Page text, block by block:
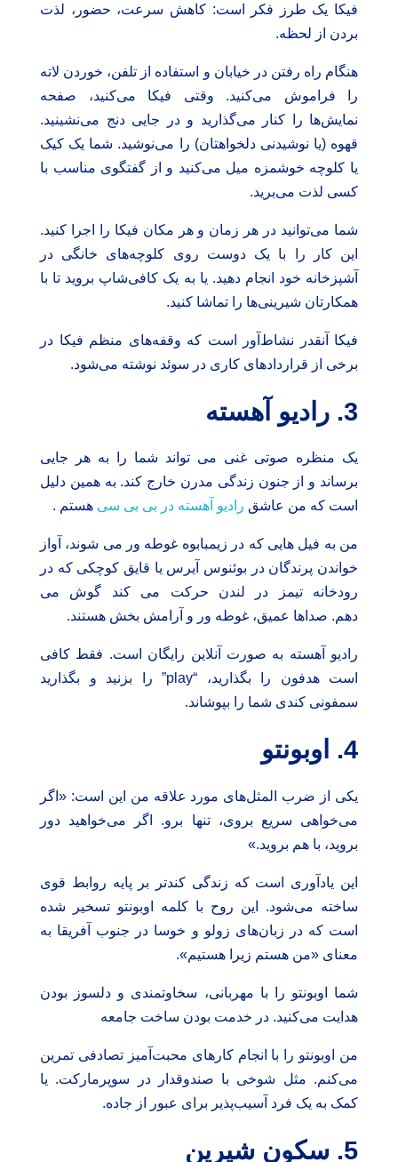
فیکا یک طرز فکر است: کاهش سرعت، حضور، لذت
بردن از لحظه.
هنگام راه رفتن در خیابان و استفاده از تلفن، خوردن لاته
را فراموش می‌کنید. وقتی فیکا می‌کنید، صفحه
نمایش‌ها را کنار می‌گذارید و در جایی دنج می‌نشینید.
قهوه (یا نوشیدنی دلخواهتان) را می‌نوشید. شما یک کیک
یا کلوچه خوشمزه میل می‌کنید و از گفتگوی مناسب با
کسی لذت می‌برید.
شما می‌توانید در هر زمان و هر مکان فیکا را اجرا کنید.
این کار را با یک دوست روی کلوچه‌های خانگی در
آشپزخانه خود انجام دهید. یا به یک کافی‌شاپ بروید تا با
همکارتان شیرینی‌ها را تماشا کنید.
فیکا آنقدر نشاط‌آور است که وقفه‌های منظم فیکا در
برخی از قراردادهای کاری در سوئد نوشته می‌شود.
3. رادیو آهسته
یک منظره صوتی غنی می تواند شما را به هر جایی
برساند و از جنون زندگی مدرن خارج کند. به همین دلیل
است که من عاشق رادیو آهسته در بی بی سی هستم .
من به فیل هایی که در زیمبابوه غوطه ور می شوند، آواز
خواندن پرندگان در بوئنوس آیرس یا قایق کوچکی که در
رودخانه تیمز در لندن حرکت می کند گوش می
دهم. صداها عمیق، غوطه ور و آرامش بخش هستند.
رادیو آهسته به صورت آنلاین رایگان است. فقط کافی
است هدفون را بگذارید، “play” را بزنید و بگذارید
سمفونی کندی شما را بپوشاند.
4. اوبونتو
یکی از ضرب المثل‌های مورد علاقه من این است: «اگر
می‌خواهی سریع بروی، تنها برو. اگر می‌خواهید دور
بروید، با هم بروید.»
این یادآوری است که زندگی کندتر بر پایه روابط قوی
ساخته می‌شود. این روح با کلمه اوبونتو تسخیر شده
است که در زبان‌های زولو و خوسا در جنوب آفریقا به
معنای «من هستم زیرا هستیم».
شما اوبونتو را با مهربانی، سخاوتمندی و دلسوز بودن
هدایت می‌کنید. در خدمت بودن ساخت جامعه
من اوبونتو را با انجام کارهای محبت‌آمیز تصادفی تمرین
می‌کنم. مثل شوخی با صندوقدار در سوپرمارکت. یا
کمک به یک فرد آسیب‌پذیر برای عبور از جاده.
5. سکون شیرین